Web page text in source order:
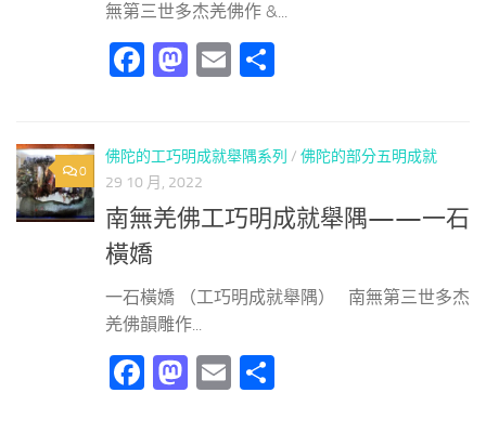
無第三世多杰羌佛作 &...
Facebook
Mastodon
Email
0
佛陀的工巧明成就舉隅系列 / 佛陀的部分五明成就
29 10 月, 2022
南無羌佛工巧明成就舉隅——一石
橫嬌
一石橫嬌 （工巧明成就舉隅） 南無第三世多杰
羌佛韻雕作...
Facebook
Mastodon
Email